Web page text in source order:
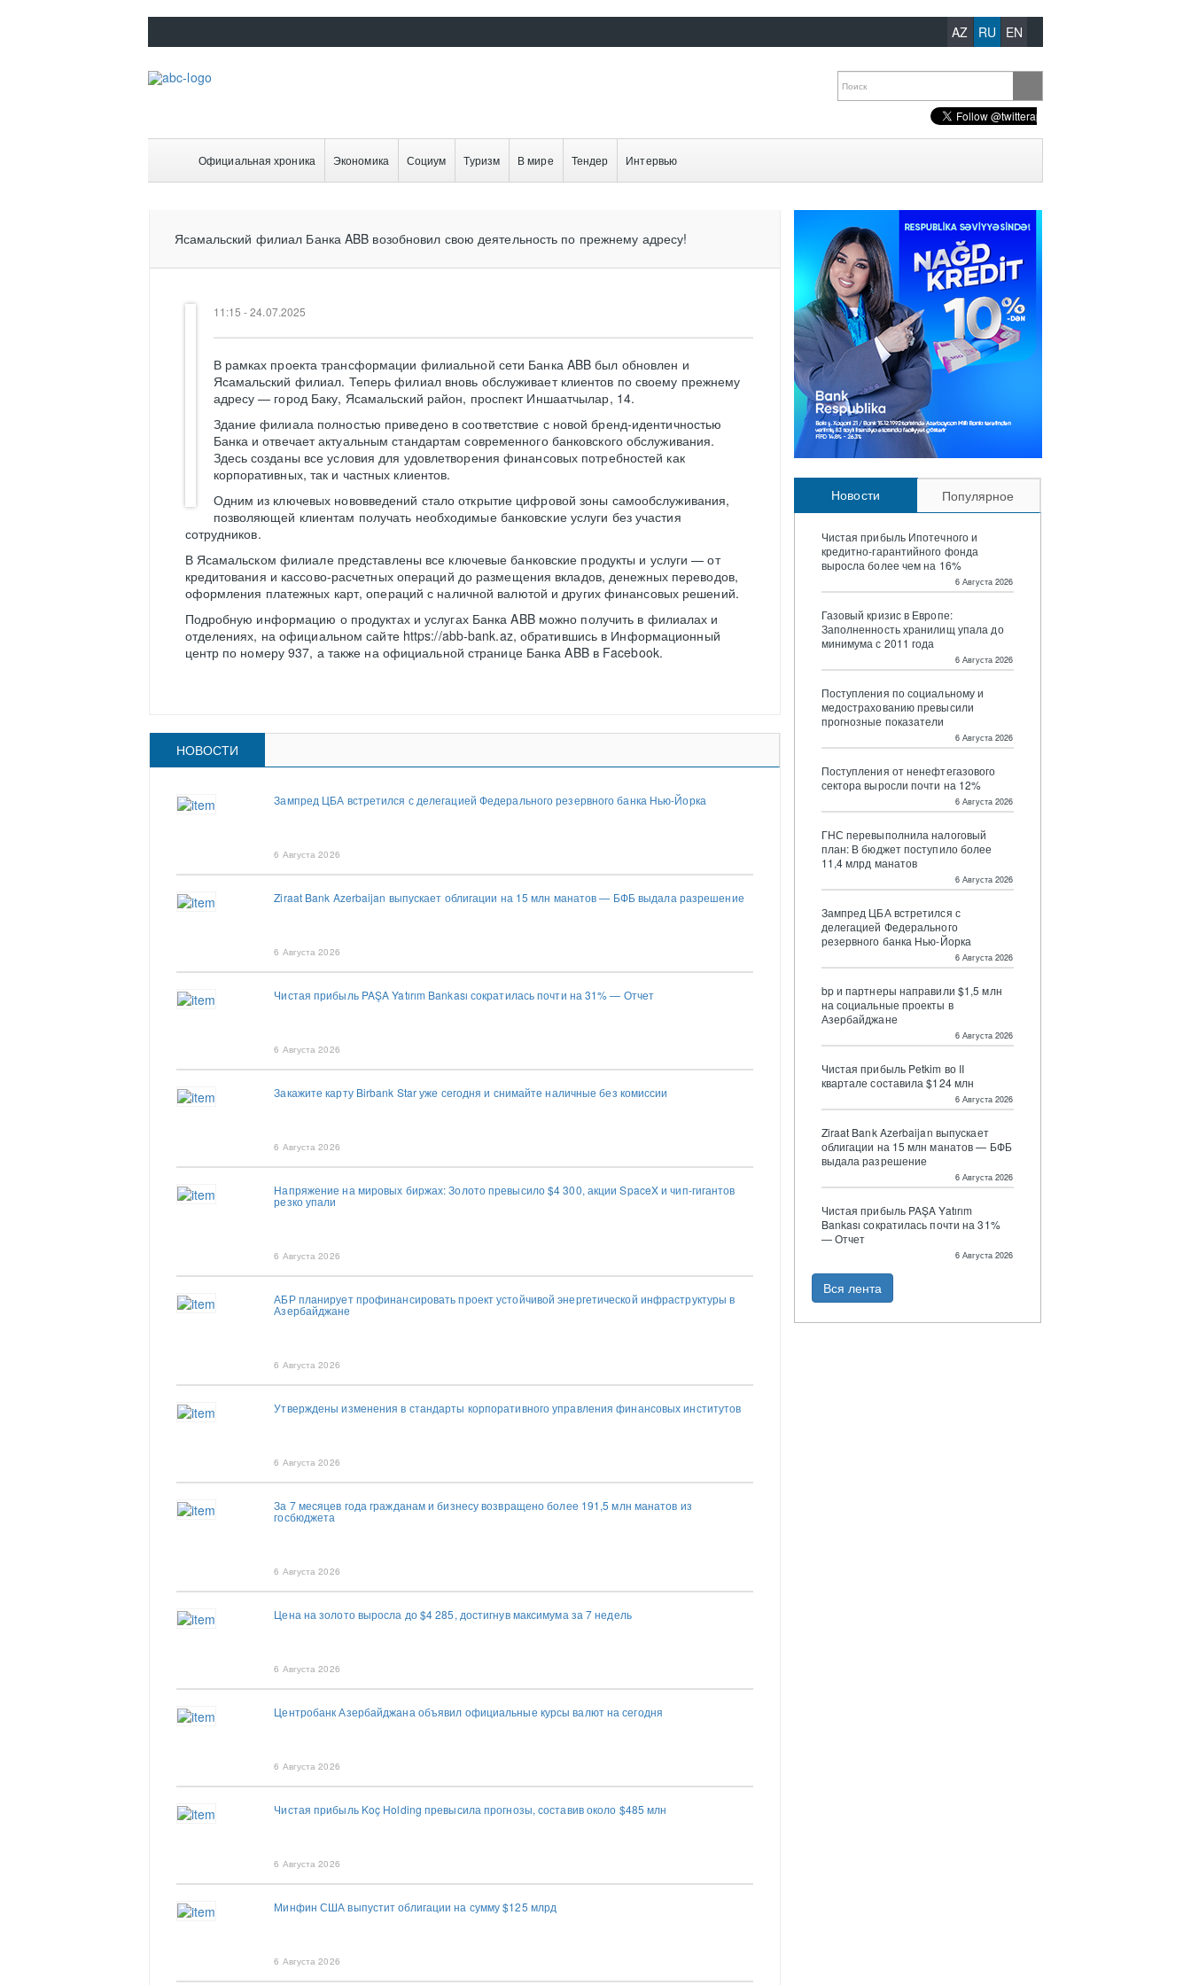
AZ RU EN
Официальная хроника Экономика Социум Туризм В мире Тендер Интервью
Ясамальский филиал Банка ABB возобновил свою деятельность по прежнему адресу!
11:15 - 24.07.2025
В рамках проекта трансформации филиальной сети Банка ABB был обновлен и
Ясамальский филиал. Теперь филиал вновь обслуживает клиентов по своему прежнему
адресу — город Баку, Ясамальский район, проспект Иншаатчылар, 14.
Здание филиала полностью приведено в соответствие с новой бренд-идентичностью
Банка и отвечает актуальным стандартам современного банковского обслуживания.
Здесь созданы все условия для удовлетворения финансовых потребностей как
корпоративных, так и частных клиентов.
Одним из ключевых нововведений стало открытие цифровой зоны самообслуживания,
позволяющей клиентам получать необходимые банковские услуги без участия
сотрудников.
В Ясамальском филиале представлены все ключевые банковские продукты и услуги — от
кредитования и кассово-расчетных операций до размещения вкладов, денежных переводов,
оформления платежных карт, операций с наличной валютой и других финансовых решений.
Подробную информацию о продуктах и услугах Банка ABB можно получить в филиалах и
отделениях, на официальном сайте https://abb-bank.az, обратившись в Информационный
центр по номеру 937, а также на официальной странице Банка ABB в Facebook.
НОВОСТИ
Зампред ЦБА встретился с делегацией Федерального резервного банка Нью-Йорка
6 Августа 2026
Ziraat Bank Azerbaijan выпускает облигации на 15 млн манатов — БФБ выдала разрешение
6 Августа 2026
Чистая прибыль PAŞA Yatırım Bankası сократилась почти на 31% — Отчет
6 Августа 2026
Закажите карту Birbank Star уже сегодня и снимайте наличные без комиссии
6 Августа 2026
Напряжение на мировых биржах: Золото превысило $4 300, акции SpaceX и чип-гигантов
резко упали
6 Августа 2026
АБР планирует профинансировать проект устойчивой энергетической инфраструктуры в
Азербайджане
6 Августа 2026
Утверждены изменения в стандарты корпоративного управления финансовых институтов
6 Августа 2026
За 7 месяцев года гражданам и бизнесу возвращено более 191,5 млн манатов из
госбюджета
6 Августа 2026
Цена на золото выросла до $4 285, достигнув максимума за 7 недель
6 Августа 2026
Центробанк Азербайджана объявил официальные курсы валют на сегодня
6 Августа 2026
Чистая прибыль Koç Holding превысила прогнозы, составив около $485 млн
6 Августа 2026
Минфин США выпустит облигации на сумму $125 млрд
6 Августа 2026
Новости Популярное
Чистая прибыль Ипотечного и
кредитно-гарантийного фонда
выросла более чем на 16%
6 Августа 2026
Газовый кризис в Европе:
Заполненность хранилищ упала до
минимума с 2011 года
6 Августа 2026
Поступления по социальному и
медострахованию превысили
прогнозные показатели
6 Августа 2026
Поступления от ненефтегазового
сектора выросли почти на 12%
6 Августа 2026
ГНС перевыполнила налоговый
план: В бюджет поступило более
11,4 млрд манатов
6 Августа 2026
Зампред ЦБА встретился с
делегацией Федерального
резервного банка Нью-Йорка
6 Августа 2026
bp и партнеры направили $1,5 млн
на социальные проекты в
Азербайджане
6 Августа 2026
Чистая прибыль Petkim во II
квартале составила $124 млн
6 Августа 2026
Ziraat Bank Azerbaijan выпускает
облигации на 15 млн манатов — БФБ
выдала разрешение
6 Августа 2026
Чистая прибыль PAŞA Yatırım
Bankası сократилась почти на 31%
— Отчет
6 Августа 2026
Вся лента